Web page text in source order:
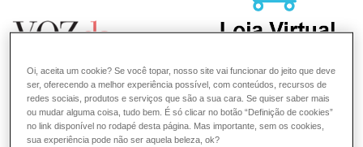
Oi, aceita um cookie? Se você topar, nosso site vai funcionar do jeito que deve
ser, oferecendo a melhor experiência possível, com conteúdos, recursos de
redes sociais, produtos e serviços que são a sua cara. Se quiser saber mais
ou mudar alguma coisa, tudo bem. É só clicar no botão “Definição de cookies”
no link disponível no rodapé desta página. Mas importante, sem os cookies,
sua experiência pode não ser aquela beleza, ok?